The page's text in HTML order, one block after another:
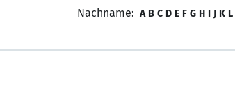
Nachname: A B C D E F G H I J K L